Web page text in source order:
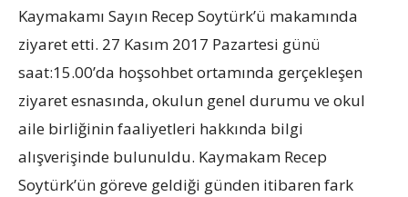
Kaymakamı Sayın Recep Soytürk’ü makamında
ziyaret etti. 27 Kasım 2017 Pazartesi günü
saat:15.00’da hoşsohbet ortamında gerçekleşen
ziyaret esnasında, okulun genel durumu ve okul
aile birliğinin faaliyetleri hakkında bilgi
alışverişinde bulunuldu. Kaymakam Recep
Soytürk’ün göreve geldiği günden itibaren fark